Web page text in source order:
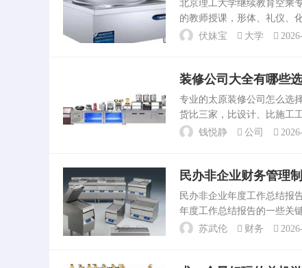
北京理工大学继续教育空
的教师授课，形体、礼仪、
获得北京理工大学颁发的毕
伏妹宝 大学
装修公司大全有哪些
专业的太原装修公司怎么
货比三家，比设计、比施工
错，太原排名前三的装修公
钱悦静 公司
民办非企业财务管理
民办非企业年度工作总结
年度工作总结报告的一些关
填写本年度人员和机构变动
苏武伦 财务